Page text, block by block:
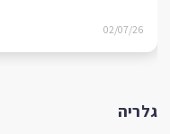
02/07/26
גלריה